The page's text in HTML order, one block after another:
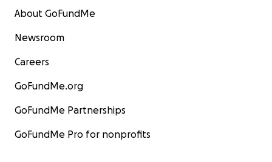
About GoFundMe
Newsroom
Careers
GoFundMe.org
GoFundMe Partnerships
GoFundMe Pro for nonprofits